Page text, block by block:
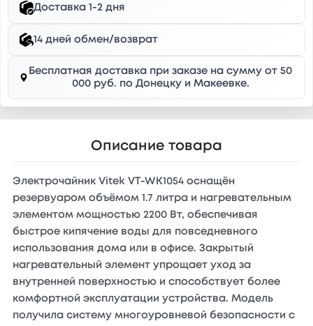
Доставка 1-2 дня
14 дней обмен/возврат
Бесплатная доставка при заказе на сумму от 50
000 руб. по Донецку и Макеевке.
Описание товара
Электрочайник Vitek VT-WK1054 оснащён
резервуаром объёмом 1.7 литра и нагревательным
элементом мощностью 2200 Вт, обеспечивая
быстрое кипячение воды для повседневного
использования дома или в офисе. Закрытый
нагревательный элемент упрощает уход за
внутренней поверхностью и способствует более
комфортной эксплуатации устройства. Модель
получила систему многоуровневой безопасности с